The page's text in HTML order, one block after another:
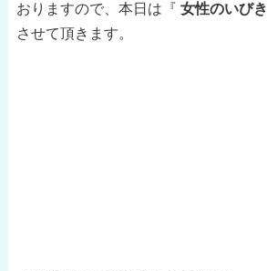
おりますので、本日は『 女性のいびき
させて頂きます。